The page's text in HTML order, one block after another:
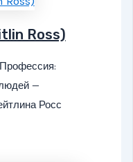
Ross)
—
Росс